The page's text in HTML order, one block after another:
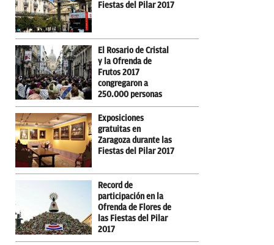
Fiestas del Pilar 2017
El Rosario de Cristal
y la Ofrenda de
Frutos 2017
congregaron a
250.000 personas
Exposiciones
gratuitas en
Zaragoza durante las
Fiestas del Pilar 2017
Record de
participación en la
Ofrenda de Flores de
las Fiestas del Pilar
2017